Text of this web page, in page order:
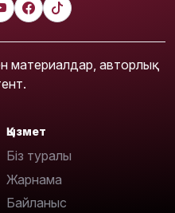
материалдар, авторлық
Қызмет
Біз туралы
Жарнама
Байланыс